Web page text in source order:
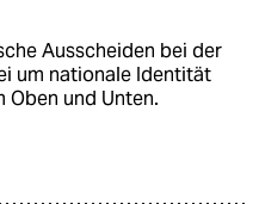
Ausscheiden bei der
um nationale Identität
Oben und Unten.